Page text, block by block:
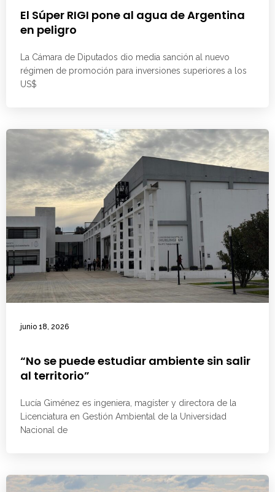
El Súper RIGI pone al agua de Argentina
en peligro
La Cámara de Diputados dio media sanción al nuevo
régimen de promoción para inversiones superiores a los
US$
junio 18, 2026
“No se puede estudiar ambiente sin salir
al territorio”
Lucía Giménez es ingeniera, magíster y directora de la
Licenciatura en Gestión Ambiental de la Universidad
Nacional de